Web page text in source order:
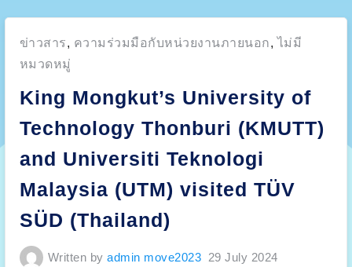
Posted
in:
ข่าวสาร, ความร่วมมือกับหน่วยงานภายนอก,ไม่มี
หมวดหมู่
King Mongkut’s University of
Technology Thonburi (KMUTT)
and Universiti Teknologi
Malaysia (UTM) visited TÜV
SÜD (Thailand)
Written byadmin move2023 29 July 2024